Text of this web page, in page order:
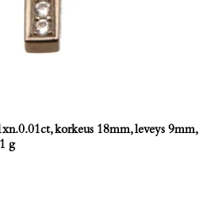
korkeus 18mm, leveys 9mm,
g